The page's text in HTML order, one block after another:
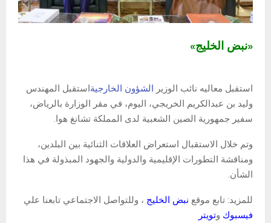
«نبض الخليج»
استقبل معاليه نائب الوزير الشؤون الخارجيةاستقبل المهندس
وليد بن عبدالكريم الخريجي، اليوم، في مقر الوزارة بالرياض،
سفير جمهورية الصين الشعبية لدى المملكة تشانغ هوا.
وتم خلال الاستقبال استعراض العلاقات الثنائية بين البلدين،
ومناقشة التطورات الإقليمية والدولية والجهود المبذولة في هذا
الشأن.
للمزيد: تابع موقع نبض الخليج ، وللتواصل الاجتماعي تابعنا علي
فيسبوك وتويتر